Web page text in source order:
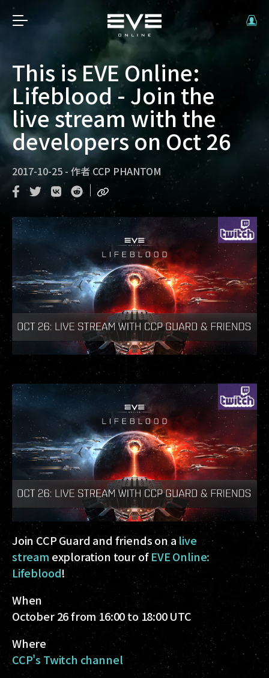
This is EVE Online:
Lifeblood - Join the
live stream with the
developers on Oct 26
2017-10-25 - 作者 CCP PHANTOM
Join CCP Guard and friends on alive
stream exploration tour ofEVE Online:
Lifeblood!
When
October 26 from 16:00 to 18:00 UTC
Where
CCP's Twitch channel